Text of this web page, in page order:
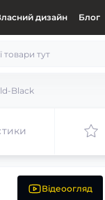
дизайн Блог
Black
Відеоогляд